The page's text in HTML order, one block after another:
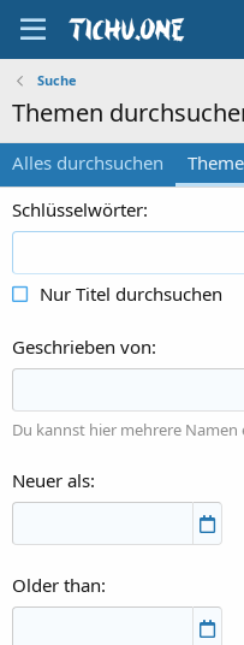
Suche
Themen
Alles durchsuchen
Schlüsselwörter
Nur Titel durchsuchen
Geschrieben von
Du kannst hier mehrere Namen
Neuer als
Older than